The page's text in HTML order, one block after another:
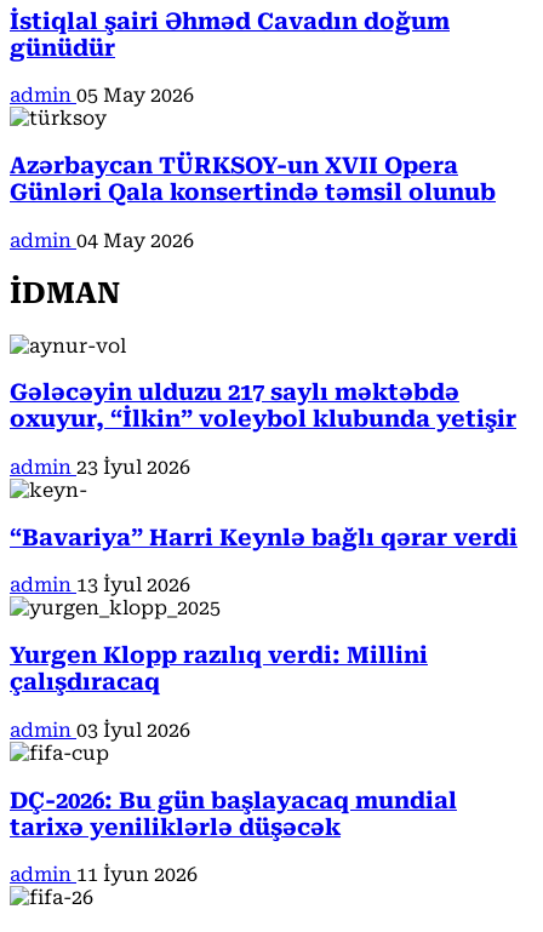
İstiqlal şairi Əhməd Cavadın doğum
günüdür
admin 05 May 2026
Azərbaycan TÜRKSOY-un XVII Opera
Günləri Qala konsertində təmsil olunub
admin 04 May 2026
İDMAN
Gələcəyin ulduzu 217 saylı məktəbdə
oxuyur, “İlkin” voleybol klubunda yetişir
admin 23 İyul 2026
“Bavariya” Harri Keynlə bağlı qərar verdi
admin 13 İyul 2026
Yurgen Klopp razılıq verdi: Millini
çalışdıracaq
admin 03 İyul 2026
DÇ-2026: Bu gün başlayacaq mundial
tarixə yeniliklərlə düşəcək
admin 11 İyun 2026